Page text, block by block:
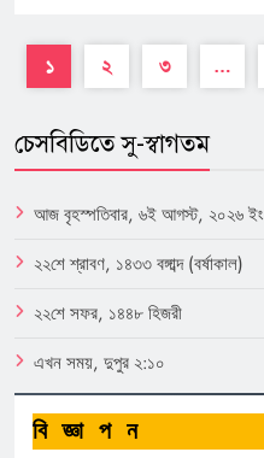
১ ২ ৩ …
চেসবিডিতে সু-স্বাগতম
আজ বৃহস্পতিবার, ৬ই আগস্ট, ২০২৬ ইং
২২শে শ্রাবণ, ১৪৩৩ বঙ্গাব্দ (বর্ষাকাল)
২২শে সফর, ১৪৪৮ হিজরী
এখন সময়, দুপুর ২:১০
বিজ্ঞাপন